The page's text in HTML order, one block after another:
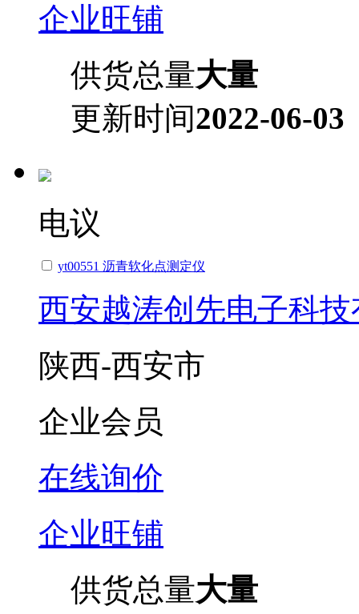
企业旺铺
供货总量大量
更新时间2022-06-03
电议
yt00551 沥青软化点测定仪
西安越涛创先电子科
陕西-西安市
企业会员
在线询价
企业旺铺
供货总量大量